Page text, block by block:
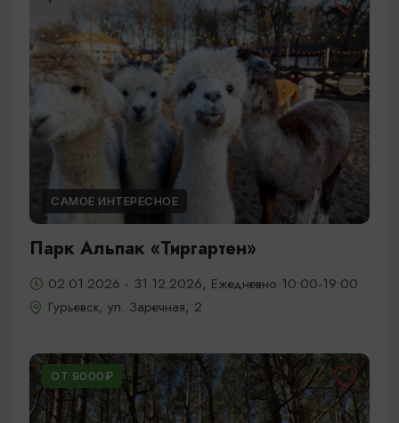
САМОЕ ИНТЕРЕСНОЕ
Парк Альпак «Тиргартен»
02.01.2026 - 31.12.2026, Ежедневно 10:00-19:00
Гурьевск, ул. Заречная, 2
ОТ 9000₽